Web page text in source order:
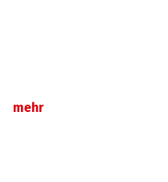
mehr